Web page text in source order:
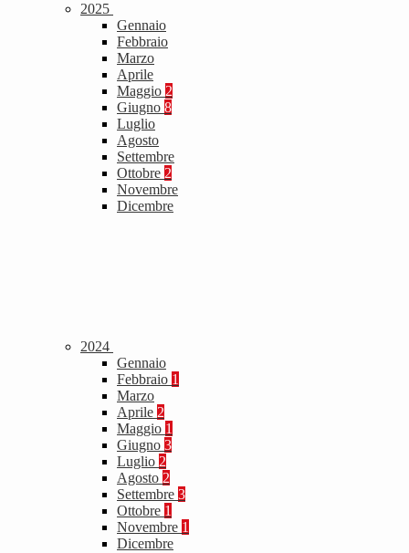
2025
Gennaio
Febbraio
Marzo
Aprile
Maggio 2
Giugno 8
Luglio
Agosto
Settembre
Ottobre 2
Novembre
Dicembre
2024
Gennaio
Febbraio 1
Marzo
Aprile 2
Maggio 1
Giugno 3
Luglio 2
Agosto 2
Settembre 3
Ottobre 1
Novembre 1
Dicembre